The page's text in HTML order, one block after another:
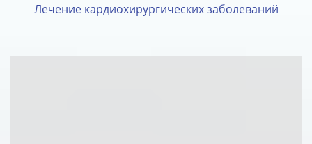
Лечение кардиохирургических заболеваний